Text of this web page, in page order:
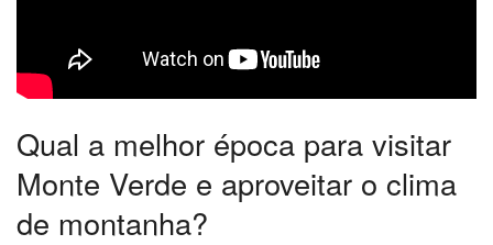
Qual a melhor época para visitar
Monte Verde e aproveitar o clima
de montanha?